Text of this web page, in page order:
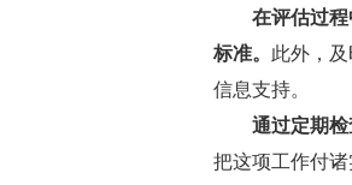
在评估过
标准。 此外，
信息支持。
通过定期
把这项工作付